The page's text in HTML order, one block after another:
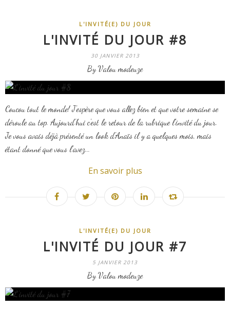
L'INVITÉ(E) DU JOUR
L'INVITÉ DU JOUR #8
30 JANVIER 2013
By Valou modeuze
Coucou tout le monde! J'espère que vous allez bien et que votre semaine se
déroule au top. Aujourd'hui c'est le retour de la rubrique l'invité du jour.
Je vous avais déjà présenté un look d'Anaïs il y a quelques mois, mais
étant donné que vous l'avez...
En savoir plus
L'INVITÉ(E) DU JOUR
L'INVITÉ DU JOUR #7
5 JANVIER 2013
By Valou modeuze